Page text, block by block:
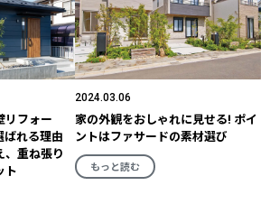
リフォー
れる理由
、重ね張り
ト
2024.03.06
家の外観をおしゃれに見せる! ポイ
ントはファサードの素材選び
もっと読む